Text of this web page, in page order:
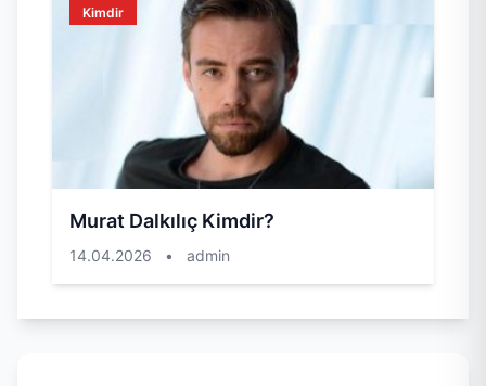
Kimdir
Murat Dalkılıç Kimdir?
14.04.2026 • admin